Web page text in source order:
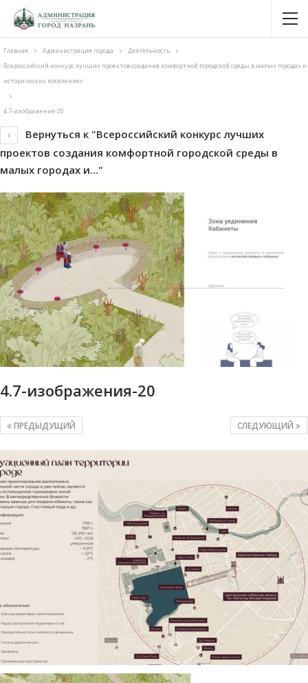
Главная Администрация города
Деятельность
Всероссийский конкурс лучших проектов создания комфортной городской среды в малых городах и
исторических поселениях
4.7-изображения-20
Вернуться к "Всероссийский конкурс лучших
проектов создания комфортной городской среды в
малых городах и…"
4.7-изображения-20
СЛЕДУЮЩИЙ
ПРЕДЫДУЩИЙ